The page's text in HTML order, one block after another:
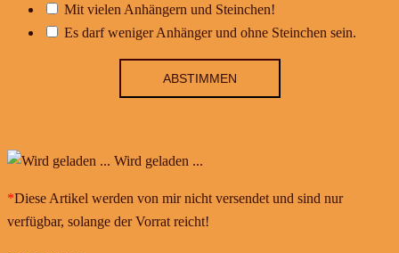
Mit vielen Anhängern und Steinchen!
Es darf weniger Anhänger und ohne Steinchen sein.
Wird geladen ...
*Diese Artikel werden von mir nicht versendet und sind nur
verfügbar, solange der Vorrat reicht!